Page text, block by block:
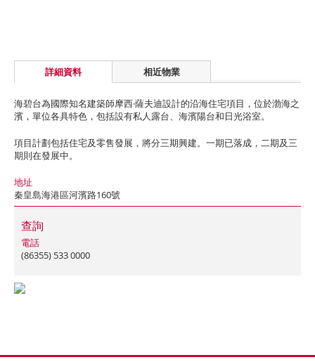
詳細資料 相近物業
海碧台為國際知名建築師摩西·薩夫迪設計的沿海住宅項目，位於渤海之
濱，單位各具特色，包括設有私人露台、海濱陽台和日光浴室。
項目計劃包括住宅及零售發展，將分三期興建。一期已落成，二期及三
期則在發展中。
地址
秦皇島海港區河濱路160號
查詢
電話
(86355) 533 0000